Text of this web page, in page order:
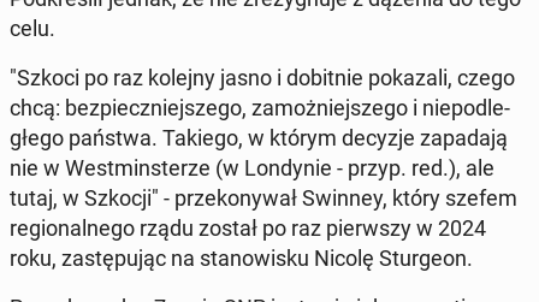
celu.
"Szkoci po raz kolejny jasno i do­bit­nie po­ka­za­li, czego
chcą: bez­piecz­niej­sze­go, za­moż­niej­sze­go i nie­pod­le­
głe­go państwa. Takiego, w którym decyzje za­pa­da­ją
nie w West­min­ste­rze (w Lon­dy­nie - przyp. red.), ale
tutaj, w Szkocji" - prze­ko­ny­wał Swinney, który szefem
re­gio­nal­ne­go rządu został po raz pierw­szy w 2024
roku, za­stę­pu­jąc na sta­no­wi­sku Nicolę Stur­ge­on.